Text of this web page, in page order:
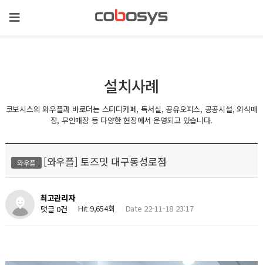
설치사례
코보시스의 와우플과 바로더는 스터디카페, 독서실, 공유오피스, 공공시설, 외식매
장, 무인매장 등 다양한 현장에서 운영되고 있습니다.
와우플 [와우플] 토즈밋 대구동성로점
최고관리자
댓글 0건
Hit 9,654회 Date 22-11-18 23:17